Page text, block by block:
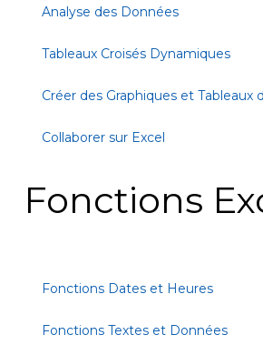
Analyse des Données
Tableaux Croisés Dynamiques
Créer des Graphiques et Tableaux
Collaborer sur Excel
Fonctions
Fonctions Dates et Heures
Fonctions Textes et Données